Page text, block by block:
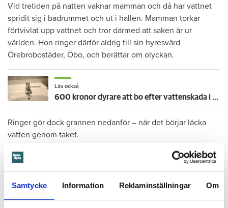
Samtycke Information Reklaminställningar Om
Vid tretiden på natten vaknar mamman och då har vattnet
spridit sig i badrummet och ut i hallen. Mamman torkar
förtvivlat upp vattnet och tror därmed att saken är ur
världen. Hon ringer därför aldrig till sin hyresvärd
Örebrobostäder, Öbo, och berättar om olyckan.
Läs också
600 kronor dyrare att bo efter vattenskada i Varberg
Ringer gör dock grannen nedanför – när det börjar läcka
vatten genom taket.
När Öbo börjar undersöka skadan i januari 2023 visar det
sig att den är större än man först trott. Sanden under golvet